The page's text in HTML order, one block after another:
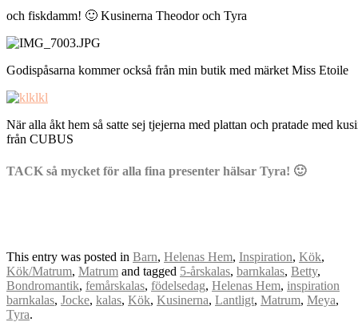
och fiskdamm! 🙂 Kusinerna Theodor och Tyra
Godispåsarna kommer också från min butik med märket Miss Etoile
När alla åkt hem så satte sej tjejerna med plattan och pratade med
från CUBUS
TACK så mycket för alla fina presenter hälsar Tyra! 🙂
This entry was posted in Barn, Helenas Hem, Inspiration, Kök,
Kök/Matrum, Matrum and tagged 5-årskalas, barnkalas, Betty,
Bondromantik, femårskalas, födelsedag, Helenas Hem, inspiration
barnkalas, Jocke, kalas, Kök, Kusinerna, Lantligt, Matrum, Meya,
Tyra.